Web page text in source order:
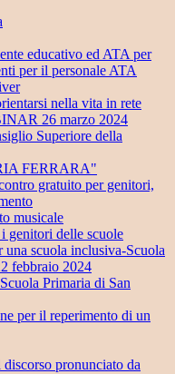
educativo ed ATA per
per il personale ATA
nella vita in rete
26 marzo 2024
Superiore della
FERRARA"
gratuito per genitori,
musicale
genitori delle scuole
una scuola inclusiva-Scuola
febbraio 2024
Primaria di San
per il reperimento di un
pronunciato da